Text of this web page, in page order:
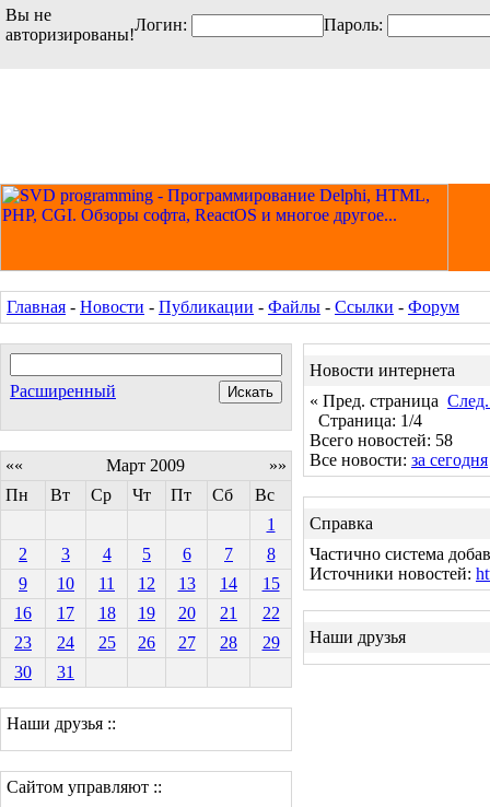
Вы не
авторизированы!
Логин: Пароль:
Главная - Новости - Публикации - Файлы - Ссылки - Форум
Расширенный
«« Март 2009
»»
Пн
Вт Ср Чт Пт Сб
Вс
1
2
3 4 5 6 7
8
9
10 11 12 13 14
15
16
17 18 19 20 21
22
23
24 25 26 27 28
29
30
31
Наши друзья ::
Сайтом управляют ::
Новости интернета
« Пред. страница
Страница: 1/4
Всего новостей: 58
Все новости: за сегодня
Справка
Частично система
Источники новостей:
Наши друзья